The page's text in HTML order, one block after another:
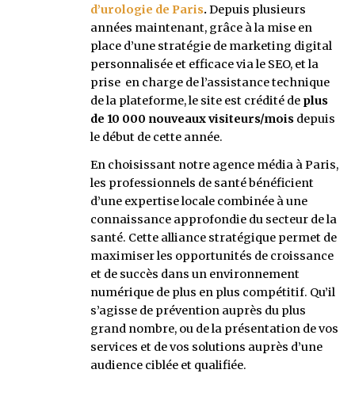
d’urologie de Paris.Depuis plusieurs
années maintenant, grâce à la mise en
place d’une stratégie de marketing digital
personnalisée et efficace via le SEO, et la
prise en charge de l’assistance technique
de la plateforme, le site est crédité deplus
de 10 000 nouveaux visiteurs/moisdepuis
le début de cette année.
En choisissant notre agence média à Paris,
les professionnels de santé bénéficient
d’une expertise locale combinée à une
connaissance approfondie du secteur de la
santé. Cette alliance stratégique permet de
maximiser les opportunités de croissance
et de succès dans un environnement
numérique de plus en plus compétitif. Qu’il
s’agisse de prévention auprès du plus
grand nombre, ou de la présentation de vos
services et de vos solutions auprès d’une
audience ciblée et qualifiée.